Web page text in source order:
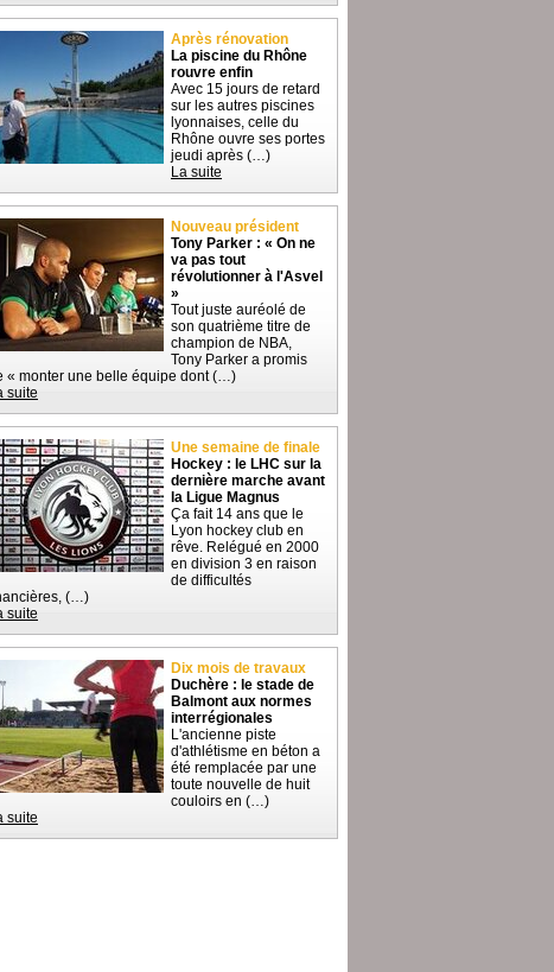
Après rénovation
La piscine du Rhône
rouvre enfin
Avec 15 jours de retard
sur les autres piscines
lyonnaises, celle du
Rhône ouvre ses portes
jeudi après (…)
La suite
Nouveau président
Tony Parker : « On ne
va pas tout
révolutionner à l'Asvel
»
Tout juste auréolé de
son quatrième titre de
champion de NBA,
Tony Parker a promis
« monter une belle équipe dont (…)
suite
Une semaine de finale
Hockey : le LHC sur la
dernière marche avant
la Ligue Magnus
Ça fait 14 ans que le
Lyon hockey club en
rêve. Relégué en 2000
en division 3 en raison
de difficultés
(…)
suite
Dix mois de travaux
Duchère : le stade de
Balmont aux normes
interrégionales
L'ancienne piste
d'athlétisme en béton a
été remplacée par une
toute nouvelle de huit
couloirs en (…)
suite